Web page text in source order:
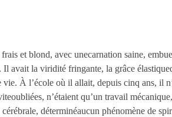
et blond, avec unecarnation saine,
avait la viridité fringante, la grâce
À l’école où il allait, depuis cinq ans, il
n’étaient qu’un travail
déterminéaucun phénomène de